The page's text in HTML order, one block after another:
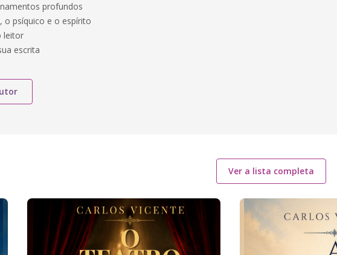
profundos
o psíquico e o espírito
leitor
escrita
Ver a lista completa